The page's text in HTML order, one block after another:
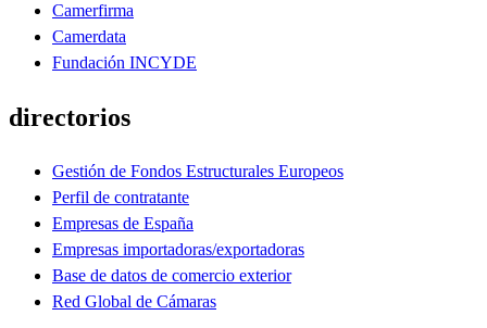
Camerfirma
Camerdata
Fundación INCYDE
directorios
Gestión de Fondos Estructurales Europeos
Perfil de contratante
Empresas de España
Empresas importadoras/exportadoras
Base de datos de comercio exterior
Red Global de Cámaras